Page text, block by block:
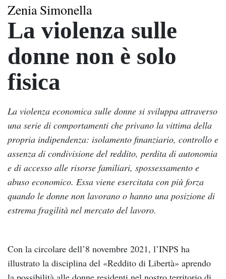
Zenia Simonella
La violenza sulle
donne non è solo
fisica
La violenza economica sulle donne si sviluppa attraverso
una serie di comportamenti che privano la vittima della
propria indipendenza: isolamento finanziario, controllo e
assenza di condivisione del reddito, perdita di autonomia
e di accesso alle risorse familiari, spossessamento e
abuso economico. Essa viene esercitata con più forza
quando le donne non lavorano o hanno una posizione di
estrema fragilità nel mercato del lavoro.
Con la circolare dell’8 novembre 2021, l’INPS ha
illustrato la disciplina del «Reddito di Libertà» aprendo